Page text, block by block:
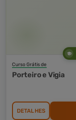
Curso Grátis de
Porteiro e Vigia
DETALHES